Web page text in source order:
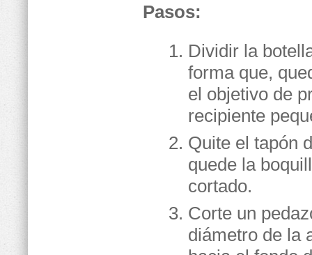
Pasos:
Dividir la
forma que,
el objetivo de
recipiente
Quite el tapón
quede la
cortado.
Corte un
diámetro de la